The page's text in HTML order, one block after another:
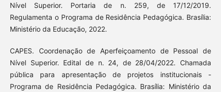
Nível Superior. Portaria de n. 259, de 17/12/2019.
Regulamenta o Programa de Residência Pedagógica. Brasília:
Ministério da Educação, 2022.
CAPES. Coordenação de Aperfeiçoamento de Pessoal de
Nível Superior. Edital de n. 24, de 28/04/2022. Chamada
pública para apresentação de projetos institucionais -
Programa de Residência Pedagógica. Brasília: Ministério da